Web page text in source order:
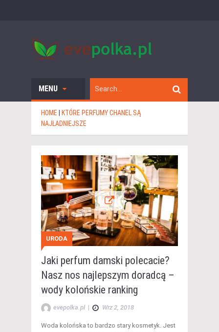
MENU
HOME | KTÓRE PERFUMY CHANEL SĄ
NAJŁADNIEJSZE
URODA
Jaki perfum damski polecacie?
Nasz nos najlepszym doradcą –
wody kolońskie ranking
evepolka.pl | Wrz 2, 2018
Woda kolońska to bardzo stary kosmetyk. Jest